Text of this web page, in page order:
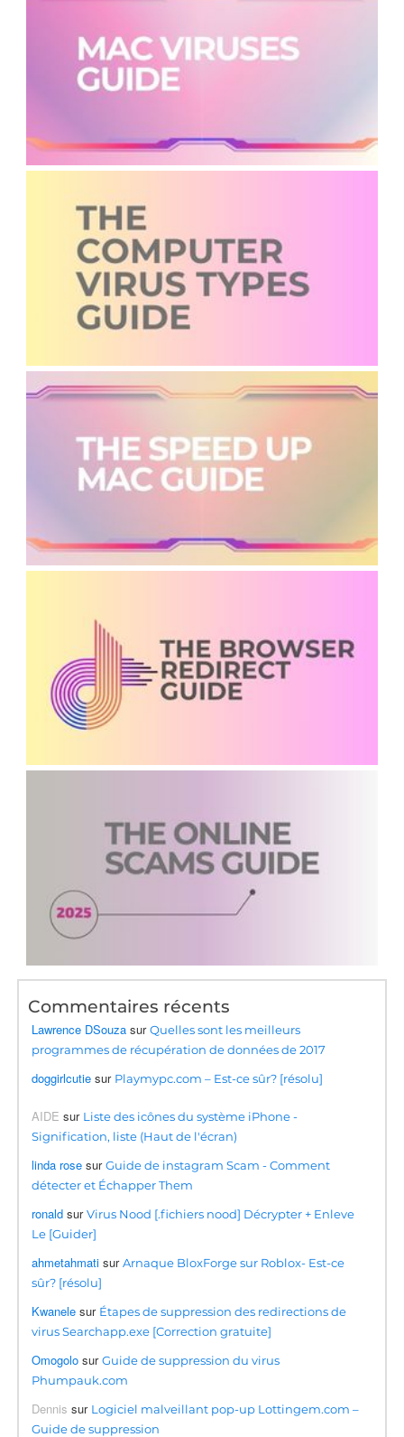
Commentaires récents
Lawrence DSouza surQuelles sont les meilleurs
programmes de récupération de données de 2017
doggirlcutie sur Playmypc.com – Est-ce sûr? [résolu]
AIDE sur Liste des icônes du système iPhone -
Signification, liste (Haut de l'écran)
linda rose surGuide de instagram Scam - Comment
détecter et Échapper Them
ronald surVirus Nood [.fichiers nood] Décrypter + Enleve
Le [Guider]
ahmetahmati surArnaque BloxForge sur Roblox- Est-ce
sûr? [résolu]
Kwanele sur Étapes de suppression des redirections de
virus Searchapp.exe [Correction gratuite]
Omogolo surGuide de suppression du virus
Phumpauk.com
Dennis sur Logiciel malveillant pop-up Lottingem.com –
Guide de suppression